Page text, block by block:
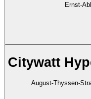
Ernst-
Citywatt
August-Thyssen-